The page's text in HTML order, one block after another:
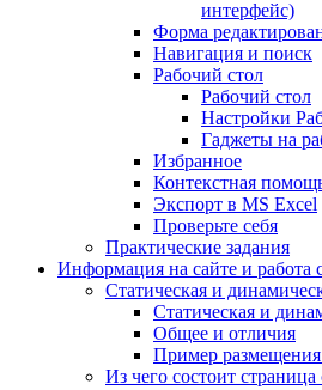
интерфейс)
Форма
Навигация и поиск
Рабочий стол
Рабочий стол
Настройки
Гаджеты на
Избранное
Контекстная
Экспорт в MS Excel
Проверьте себя
Практические задания
Информация на сайте и работа
Статическая и
Статическая и
Общее и отличия
Пример
Из чего состоит страница